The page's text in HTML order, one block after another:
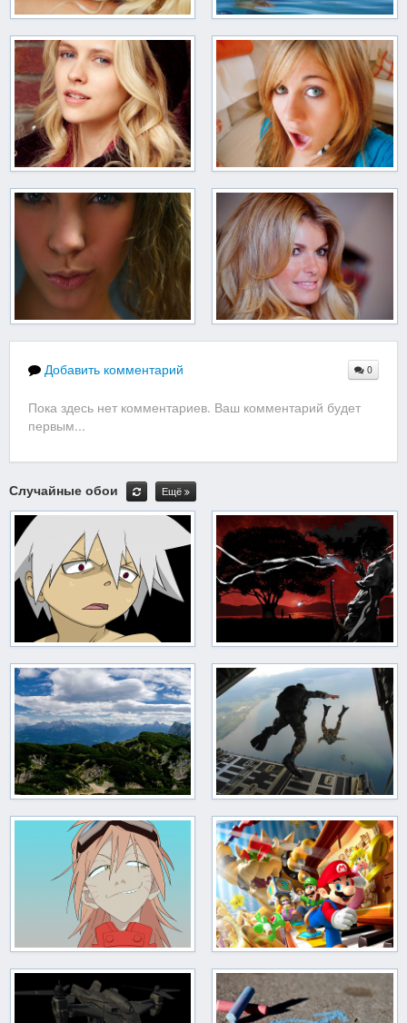
Добавить комментарий 0
Пока здесь нет комментариев. Ваш комментарий будет
первым...
Случайные обои Ещё